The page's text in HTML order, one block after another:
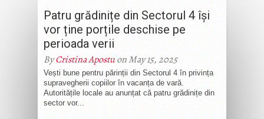
Patru grădinițe din Sectorul 4 își
vor ține porțile deschise pe
perioada verii
ByCristina Apostuon May 15, 2025
Vești bune pentru părinții din Sectorul 4 în privința
supravegherii copiilor în vacanța de vară.
Autoritățile locale au anunțat că patru grădinițe din
sector vor...